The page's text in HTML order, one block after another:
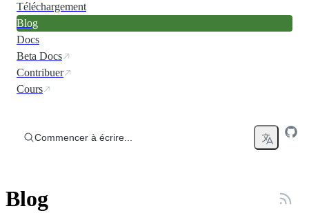
Téléchargement
Blog
Docs
Beta Docs
Contribuer
Cours
Commencer à écrire...
Blog